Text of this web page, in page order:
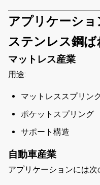
アプリケーショ
ステンレス鋼ば
マットレス産業
用途:
マットレススプリン
ポケットスプリング
サポート構造
自動車産業
アプリケーションには次